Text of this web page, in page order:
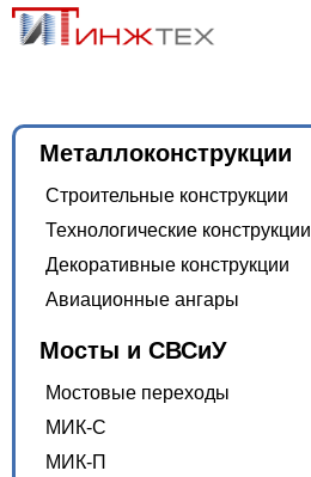
Металлоконструкции
Строительные конструкции
Технологические конструкции
Декоративные конструкции
Авиационные ангары
Мосты и СВСиУ
Мостовые переходы
МИК-С
МИК-П